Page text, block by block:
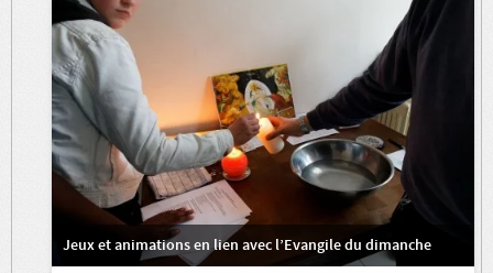
Jeux et animations en lien avec l’Evangile du dimanche